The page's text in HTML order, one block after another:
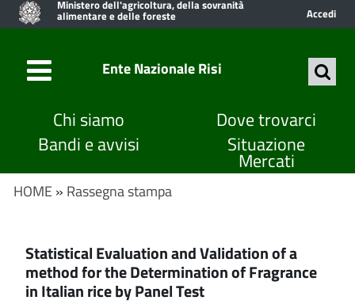
Ministero dell'agricoltura, della sovranità
alimentare e delle foreste Accedi
Ente Nazionale Risi
Chi siamo
Dove trovarci
Bandi e avvisi
Situazione
Mercati
HOME » Rassegna stampa
Statistical Evaluation and Validation of a
method for the Determination of Fragrance
in Italian rice by Panel Test